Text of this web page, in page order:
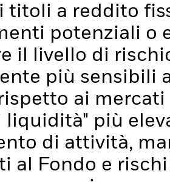
titoli a reddito
potenziali o
il livello di
più sensibili
ai
liquidità" più
di attività,
al Fondo e